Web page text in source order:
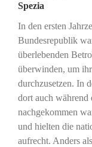
Spezia
In den ersten
Bundesrepublik
überlebenden
überwinden, um
durchzusetzen. In
dort auch
nachgekommen
und hielten die
aufrecht. Anders